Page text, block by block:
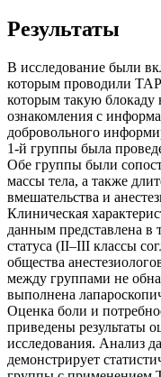
Результаты
В исследование были
которым проводили
которым такую блокаду
ознакомления с
добровольного
1-й группы была
Обе группы были
массы тела, а также
вмешательства и
Клиническая
данным представлена в
статуса (II–III классы
общества
между группами не
выполнена
Оценка боли и
приведены результаты
исследования. Анализ
демонстрирует